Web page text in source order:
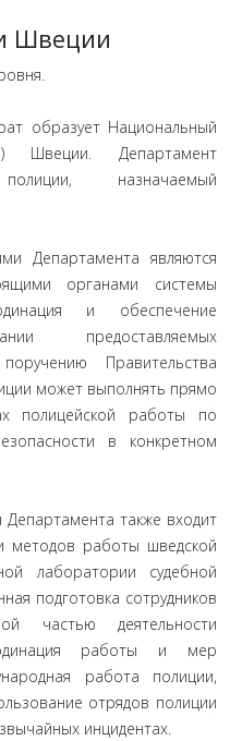
Швеции
образует Национальный
Швеции. Департамент
назначаемый
являются
органами системы
и обеспечение
предоставляемых
Правительства
может выполнять прямо
полицейской работы по
в конкретном
также входит
методов работы шведской
лаборатории судебной
подготовка сотрудников
частью деятельности
работы и мер
работа полиции,
отрядов полиции
инцидентах.